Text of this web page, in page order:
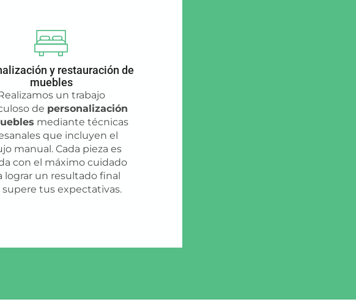
y restauración de
muebles
un trabajo
de personalización
mediante técnicas
que incluyen el
manual. Cada pieza es
con el máximo cuidado
lograr un resultado final
tus expectativas.